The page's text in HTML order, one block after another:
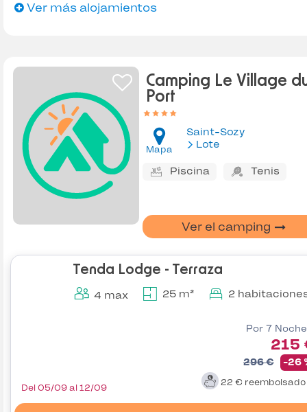
Ver más alojamientos
Camping Le Village
Port
Mapa
Saint-Sozy
Lote
Piscina Tenis
Ver el camping
Tenda Lodge - Terraza
4 max 25 m² 2
Por 7
215
296 € -26
22 € reembolsado
Del 05/09 al 12/09